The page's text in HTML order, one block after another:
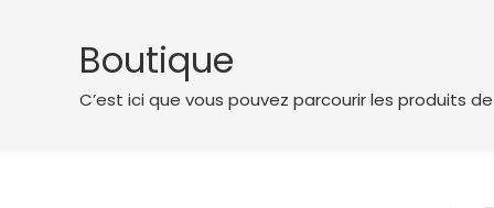
Boutique
C’est ici que vous pouvez parcourir les produits